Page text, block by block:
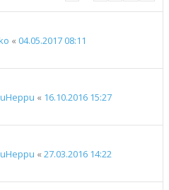
« 04.05.2017 08:11
« 16.10.2016 15:27
« 27.03.2016 14:22